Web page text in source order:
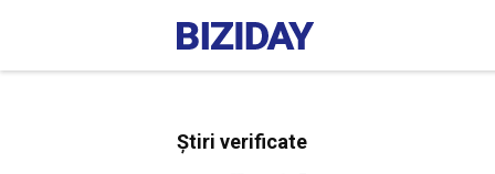
Știri verificate